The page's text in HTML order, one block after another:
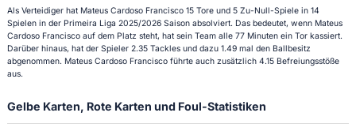
Als Verteidiger hat Mateus Cardoso Francisco 15 Tore und 5 Zu-Null-Spiele in 14
Spielen in der Primeira Liga 2025/2026 Saison absolviert. Das bedeutet, wenn Mateus
Cardoso Francisco auf dem Platz steht, hat sein Team alle 77 Minuten ein Tor kassiert.
Darüber hinaus, hat der Spieler 2.35 Tackles und dazu 1.49 mal den Ballbesitz
abgenommen. Mateus Cardoso Francisco führte auch zusätzlich 4.15 Befreiungsstöße
aus.
Gelbe Karten, Rote Karten und Foul-Statistiken